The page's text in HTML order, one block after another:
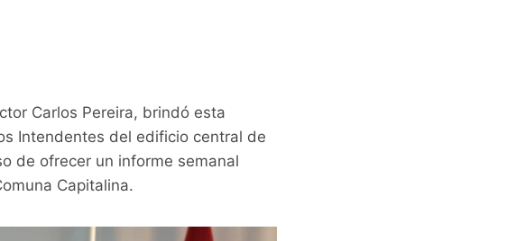
Carlos Pereira, brindó esta
Intendentes del edificio central de
de ofrecer un informe semanal
Capitalina.